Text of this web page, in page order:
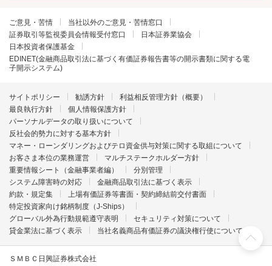
ご意見・苦情
当社以外のご意見・苦情窓口
証券取引等監視委員会情報受付窓口
日本証券業協会
日本投資者保護基金
EDINET(金融商品取引法に基づく有価証券報告書等の開示書類に関する電
子開示システム)
サイトポリシー 勧誘方針
利益相反管理方針（概要）
最良執行方針
個人情報保護方針
パーソナルデータの取り扱いについて
反社会的勢力に対する基本方針
マネー・ローンダリングおよびテロ資金供与対策に関する取組について
お客さま本位の業務運営
マルチステークホルダー方針
重要情報シート（金融事業者編）
分別管理
システム障害時の対応
金融商品取引法に基づく表示
約款・規定集
上場有価証券等書面・契約締結前交付書面
特定投資家向け銘柄制度（J-Ships）
グローバル外為行動規範遵守表明
セキュリティ対策について
貸金業法に基づく表示
当社名義商品有価証券の議決権行使について
ＳＭＢＣ日興証券株式会社